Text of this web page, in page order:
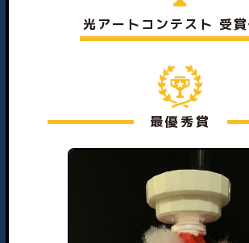
光アートコンテスト 受
最優秀賞